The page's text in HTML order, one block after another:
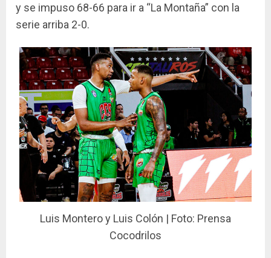
y se impuso 68-66 para ir a “La Montaña” con la
serie arriba 2-0.
Luis Montero y Luis Colón | Foto: Prensa
Cocodrilos